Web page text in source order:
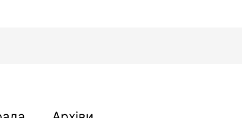
Архіви